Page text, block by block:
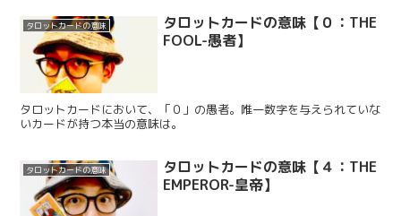
タロットカードの意味
タロットカードの意味【０：THE
FOOL-愚者】
タロットカードにおいて、「０」の愚者。唯一数字を与えられていな
いカードが持つ本当の意味は。
タロットカードの意味
タロットカードの意味【４：THE
EMPEROR-皇帝】